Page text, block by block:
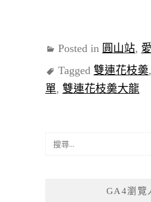
Posted in 圓山站,
Tagged 雙連花枝羮,
單, 雙連花枝羮大龍
GA4瀏覽